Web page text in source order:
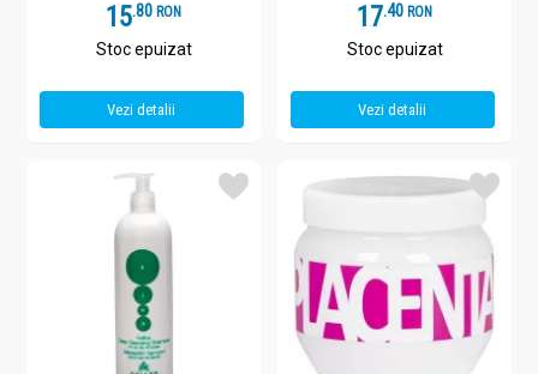
15.8 RON
Stoc epuizat
Vezi detalii
17.4 RON
Stoc epuizat
Vezi detalii